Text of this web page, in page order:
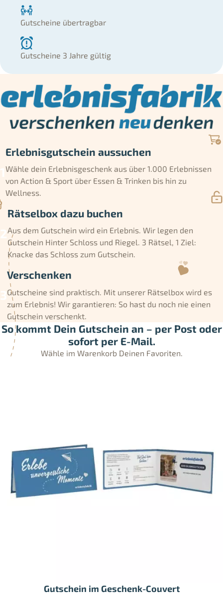
Gutscheine übertragbar
Gutscheine 3 Jahre gültig
Erlebnisgutschein aussuchen
Wähle dein Erlebnisgeschenk aus über 1.000 Erlebnissen
von Action & Sport über Essen & Trinken bis hin zu
Wellness.
Rätselbox dazu buchen
Aus dem Gutschein wird ein Erlebnis. Wir legen den
Gutschein Hinter Schloss und Riegel. 3 Rätsel, 1 Ziel:
Knacke das Schloss zum Gutschein.
Verschenken
Gutscheine sind praktisch. Mit unserer Rätselbox wird es
zum Erlebnis! Wir garantieren: So hast du noch nie einen
Gutschein verschenkt.
So kommt Dein Gutschein an – per Post oder
sofort per E-Mail.
Wähle im Warenkorb Deinen Favoriten.
Gutschein im Geschenk-Couvert